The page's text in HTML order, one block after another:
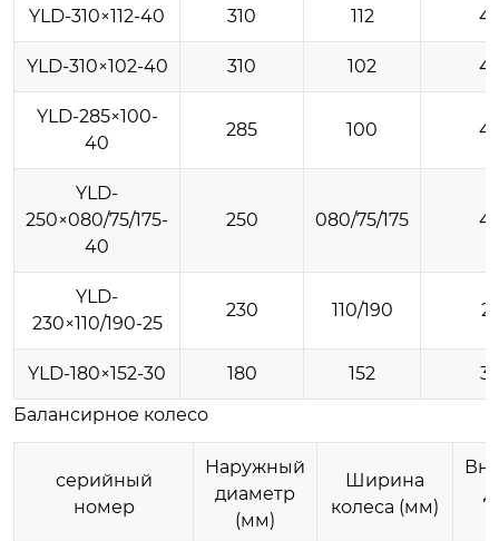
YLD-310×112-40 310 112
YLD-310×102-40 310 102
YLD-285×100-
40
285 100
YLD-
250×080/75/175-
40
250 080/75/175
YLD-
230×110/190-25
230 110/190
YLD-180×152-30 180 152
Балансирное колесо
серийный
номер
Наружный
диаметр
(мм)
Ширина
колеса (мм)